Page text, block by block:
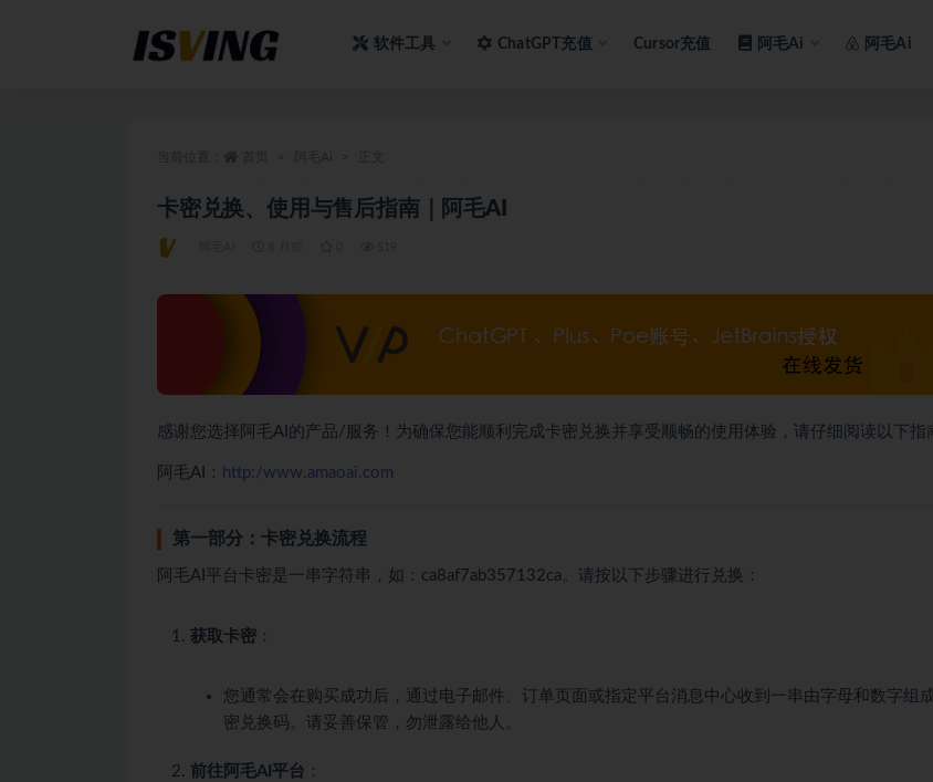
软件工具 ChatGPT充值 Cursor充值 阿毛Ai 阿毛Ai
卡密兑换、使用与售后指南｜阿毛AI
感谢您选择阿毛AI的产品/服务！为确保您能顺利完成卡密兑换并享受顺畅的使用体验，请仔细阅读以下指
阿毛AI： http:/www.amaoai.com
第一部分：卡密兑换流程
阿毛AI平台卡密是一串字符串，如： ca8af7ab357132ca 。请按以下步骤进行兑换：
获取卡密 ：
您通常会在购买成功后，通过电子邮件、订单页面或指定平台消息中心收到一串由字母和数字组
密兑换码。请妥善保管，勿泄露给他人。
前往阿毛AI平台 ：